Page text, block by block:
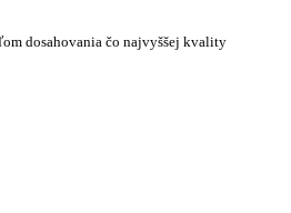
dosahovania čo najvyššej kvality